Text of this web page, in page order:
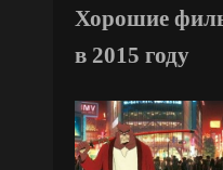
Хорошие
в 2015 году